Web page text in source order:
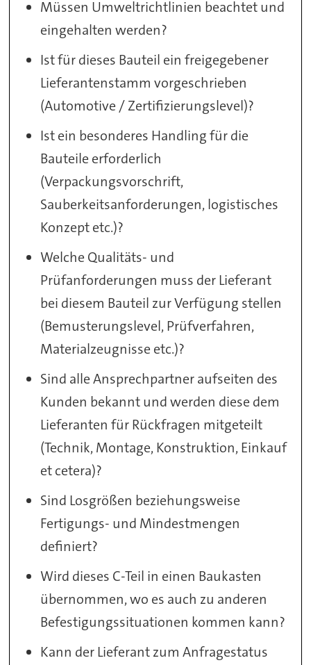
Müssen Umweltrichtlinien beachtet und
eingehalten werden?
Ist für dieses Bauteil ein freigegebener
Lieferantenstamm vorgeschrieben
(Automotive / Zertifizierungslevel)?
Ist ein besonderes Handling für die
Bauteile erforderlich
(Verpackungsvorschrift,
Sauberkeitsanforderungen, logistisches
Konzept etc.)?
Welche Qualitäts- und
Prüfanforderungen muss der Lieferant
bei diesem Bauteil zur Verfügung stellen
(Bemusterungslevel, Prüfverfahren,
Materialzeugnisse etc.)?
Sind alle Ansprechpartner aufseiten des
Kunden bekannt und werden diese dem
Lieferanten für Rückfragen mitgeteilt
(Technik, Montage, Konstruktion, Einkauf
et cetera)?
Sind Losgrößen beziehungsweise
Fertigungs- und Mindestmengen
definiert?
Wird dieses C-Teil in einen Baukasten
übernommen, wo es auch zu anderen
Befestigungssituationen kommen kann?
Kann der Lieferant zum Anfragestatus